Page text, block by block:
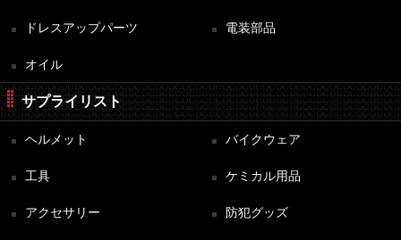
ドレスアップパーツ 電装部品
オイル
サプライリスト
ヘルメット バイクウェア
工具 ケミカル用品
アクセサリー 防犯グッズ